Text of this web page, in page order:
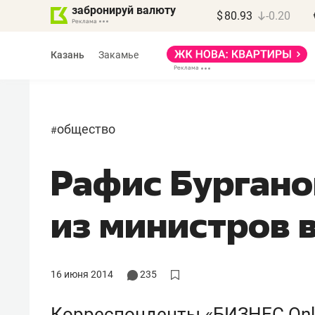
забронируй валюту $ 80.93 -0.20
Казань Закамье
#общество
Рафис
из министров
16 июня 2014 235
Василь Мазитов
МАРТ
«Не зная местных
потерять минимум